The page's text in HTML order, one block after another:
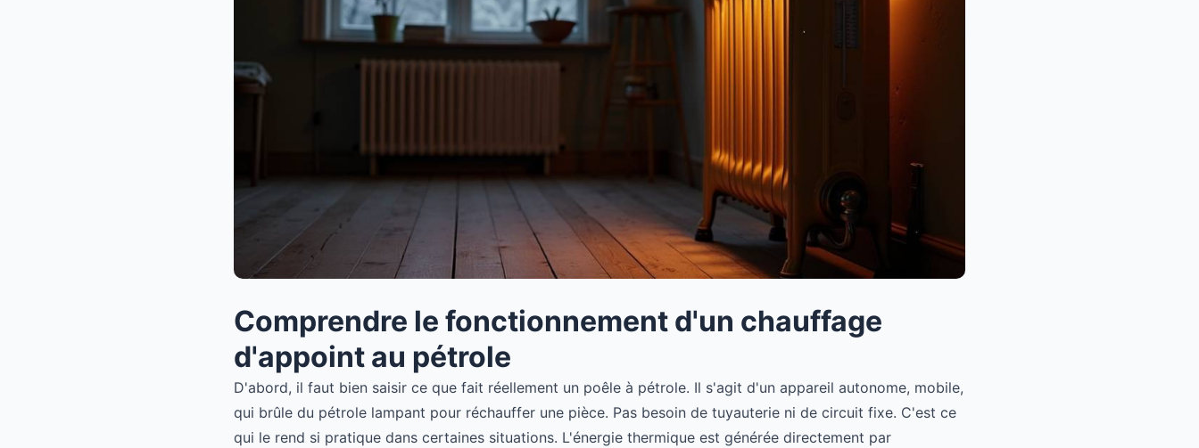
Comprendre le fonctionnement d'un chauffage
d'appoint au pétrole
D'abord, il faut bien saisir ce que fait réellement un poêle à pétrole. Il s'agit d'un appareil autonome, mobile,
qui brûle du pétrole lampant pour réchauffer une pièce. Pas besoin de tuyauterie ni de circuit fixe. C'est ce
qui le rend si pratique dans certaines situations. L'énergie thermique est générée directement par